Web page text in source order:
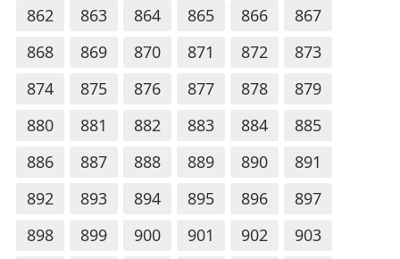
862
863 864 865 866
867
868
869 870 871 872
873
874
875 876 877 878
879
880
881 882 883 884
885
886
887 888 889 890
891
892
893 894 895 896
897
898
899 900 901 902
903